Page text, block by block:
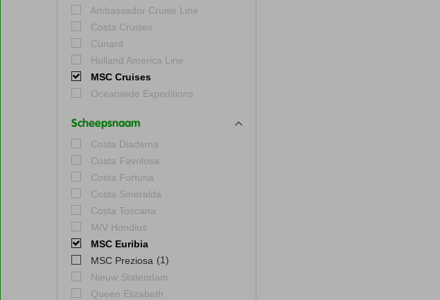
Ambassador Cruise Line
Costa Cruises
Cunard
Holland America Line
MSC Cruises
Oceanwide Expeditions
Scheepsnaam
Costa Diadema
Costa Favolosa
Costa Fortuna
Costa Smeralda
Costa Toscana
M/V Hondius
MSC Euribia
MSC Preziosa (1)
Nieuw Statendam
Queen Elizabeth